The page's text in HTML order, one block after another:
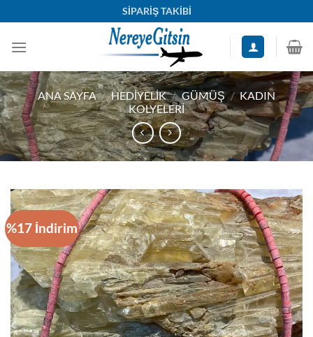
atla
SİPARİŞ TAKİBİ
ANA SAYFA / HEDIYELIK / GÜMÜŞ / KADIN
KOLYELERI
%17 İndirim